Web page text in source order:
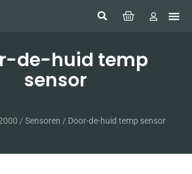
de-huid temp
sensor
/ Sensoren / Door-de-huid temp sensor